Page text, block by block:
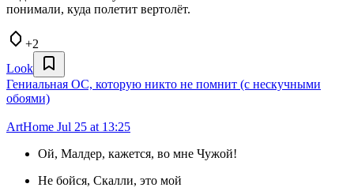
понимали, куда полетит вертолёт.
+2
Look
Гениальная ОС, которую никто не помнит (с нескучными
обоями)
ArtHome Jul 25 at 13:25
Ой, Малдер, кажется, во мне Чужой!
Не бойся, Скалли, это мой